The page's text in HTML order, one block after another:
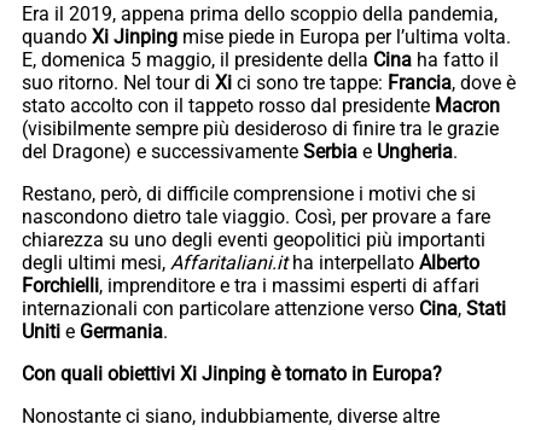
Era il 2019, appena prima dello scoppio della pandemia,
quando Xi Jinping mise piede in Europa per l’ultima volta.
E, domenica 5 maggio, il presidente della Cina ha fatto il
suo ritorno. Nel tour di Xi ci sono tre tappe: Francia, dove è
stato accolto con il tappeto rosso dal presidente Macron
(visibilmente sempre più desideroso di finire tra le grazie
del Dragone) e successivamente Serbia e Ungheria.
Restano, però, di difficile comprensione i motivi che si
nascondono dietro tale viaggio. Così, per provare a fare
chiarezza su uno degli eventi geopolitici più importanti
degli ultimi mesi, Affaritaliani.itha interpellato Alberto
Forchielli, imprenditore e tra i massimi esperti di affari
internazionali con particolare attenzione verso Cina, Stati
Uniti e Germania.
Con quali obiettivi Xi Jinping è tornato in Europa?
Nonostante ci siano, indubbiamente, diverse altre